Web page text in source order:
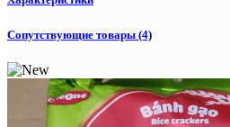
Сопутствующие товары (4)